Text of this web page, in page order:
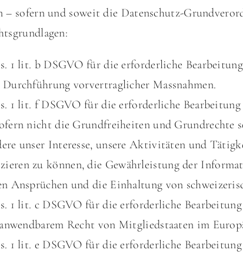
sofern und soweit die Datenschutz-
1 lit. b DSGVO für die erforderliche
Durchführung vorvertraglicher Massnahmen.
1 lit. f DSGVO für die erforderliche
nicht die Grundfreiheiten und Grundrechte
unser Interesse, unsere Aktivitäten und
zu können, die Gewährleistung der
Ansprüchen und die Einhaltung von
1 lit. c DSGVO für die erforderliche
Recht von Mitgliedstaaten im
1 lit. e DSGVO für die erforderliche